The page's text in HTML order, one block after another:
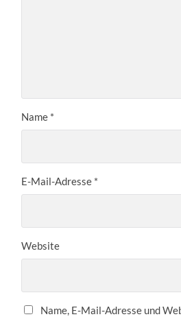
Name *
E-Mail-Adresse *
Website
Name, E-Mail-Adresse und